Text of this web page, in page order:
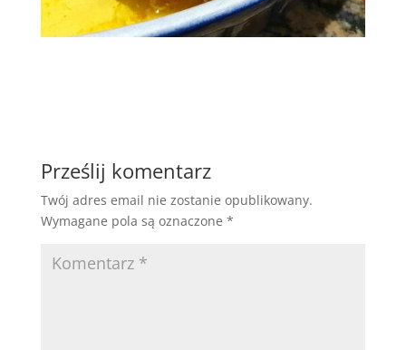
Prześlij komentarz
Twój adres email nie zostanie opublikowany.
Wymagane pola są oznaczone *